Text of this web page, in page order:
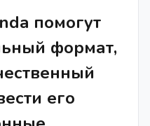
помогут
формат,
его